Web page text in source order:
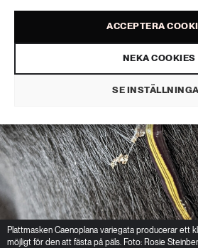
ACCEPTERA
NEKA COOKIES
SE
Plattmasken Caenoplana variegata producerar ett
möjligt för den att fästa på päls. Foto: Rosie